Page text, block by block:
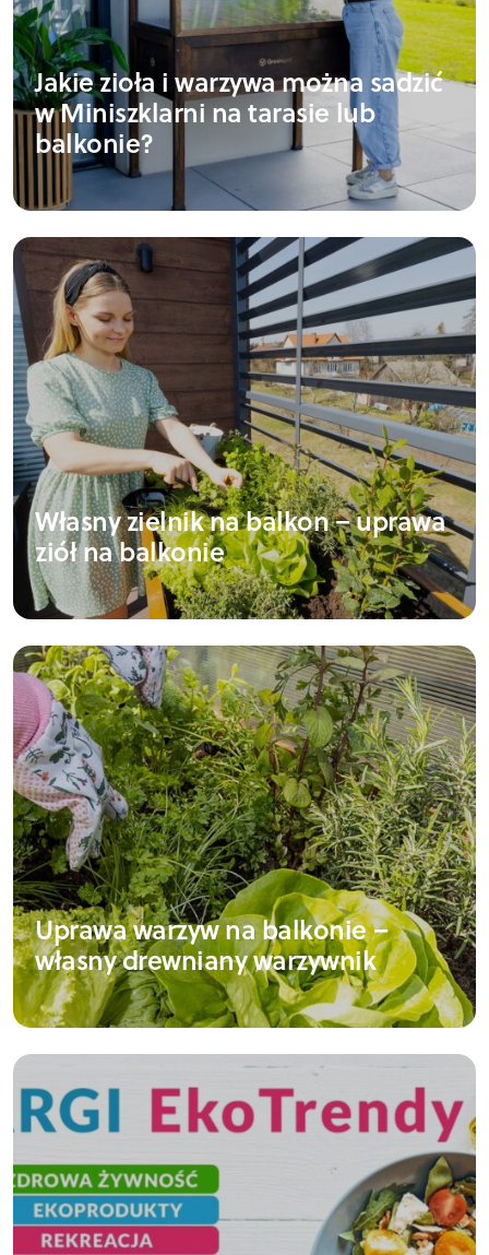
Jakie zioła i warzywa można sadzić
w Miniszklarni na tarasie lub
balkonie?
Własny zielnik na balkon – uprawa
ziół na balkonie
Uprawa warzyw na balkonie –
własny drewniany warzywnik